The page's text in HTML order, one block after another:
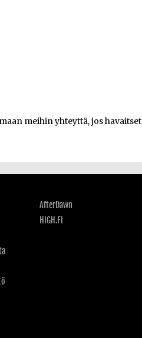
meihin yhteyttä, jos havaitset
AfterDawn
HIGH.FI